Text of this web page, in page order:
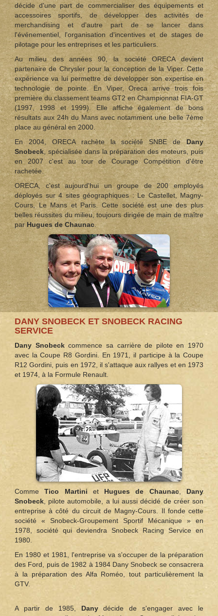
décide d'une part de commercialiser des équipements et
accessoires sportifs, de développer des activités de
merchandising et d'autre part de se lancer dans
l'événementiel, l'organisation d'incentives et de stages de
pilotage pour les entreprises et les particuliers.
Au milieu des années 90, la société ORECA devient
partenaire de Chrysler pour la conception de la Viper. Cette
expérience va lui permettre de développer son expertise en
technologie de pointe. En Viper, Oreca arrive trois fois
première du classement teams GT2 en Championnat FIA-GT
(1997, 1998 et 1999). Elle affiche également de bons
résultats aux 24h du Mans avec notamment une belle 7ème
place au général en 2000.
En 2004, ORECA rachète la société SNBE deDany
Snobeck, spécialisée dans la préparation des moteurs, puis
en 2007 c'est au tour de Courage Compétition d'être
rachetée.
ORECA, c'est aujourd'hui un groupe de 200 employés
déployés sur 4 sites géographiques : Le Castellet, Magny-
Cours, Le Mans et Paris. Cette société est une des plus
belles réussites du milieu, toujours dirigée de main de maître
par Hugues de Chaunac.
DANY SNOBECK ET SNOBECK RACING
SERVICE
Dany Snobeckcommence sa carrière de pilote en 1970
avec la Coupe R8 Gordini. En 1971, il participe à la Coupe
R12 Gordini, puis en 1972, il s'attaque aux rallyes et en 1973
et 1974, à la Formule Renault.
CommeTico Martini et Hugues de Chaunac, Dany
Snobeck , pilote automobile, a lui aussi décidé de créer son
entreprise à côté du circuit de Magny-Cours. Il fonde cette
société « Snobeck-Groupement Sportif Mécanique » en
1978, société qui deviendra Snobeck Racing Service en
1980.
En 1980 et 1981, l'entreprise va s'occuper de la préparation
des Ford, puis de 1982 à 1984 Dany Snobeck se consacrera
à la préparation des Alfa Roméo, tout particulièrement la
GTV.
A partir de 1985, Danydécide de s'engager avec le